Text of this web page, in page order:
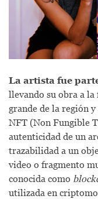
La artista fue
llevando su obra a
grande de la región
NFT (Non Fungible
autenticidad de un
trazabilidad a un
video o fragmento
conocida como
utilizada en